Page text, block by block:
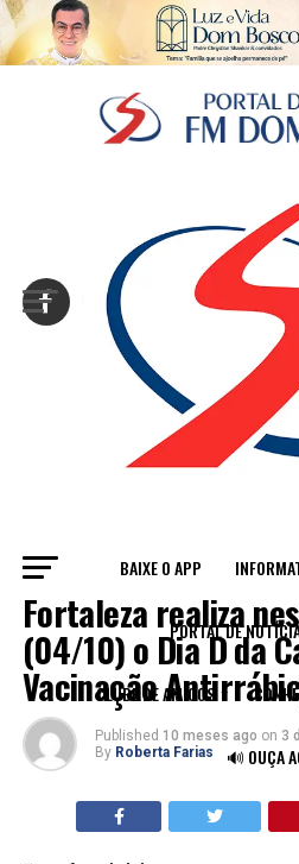
BAIXE O APP
PORTAL DE
CLUBE DE AMIGOS
🔊 OUÇA
FORTALEZA
Fortaleza realiza
(04/10) o Dia D da
Vacinação
Published 10 meses ago on 3
By Roberta Farias
Sair da